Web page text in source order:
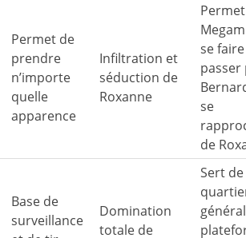
Permet de
prendre
n’importe
quelle
apparence
Infiltration et
séduction de
Roxanne
se faire
se
de
Base de
surveillance
Domination
totale de
Sert de